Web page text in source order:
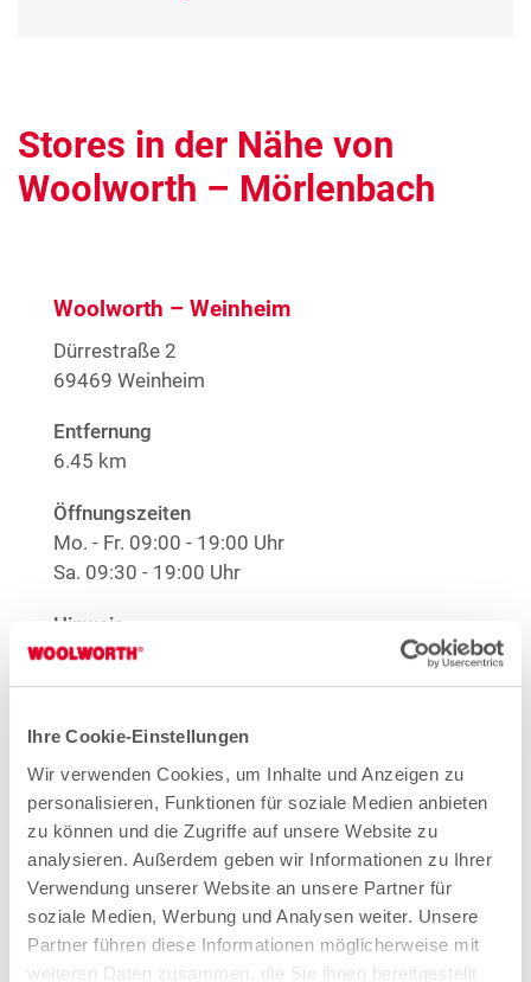
Ihre Cookie-Einstellungen
Wir verwenden Cookies, um Inhalte und Anzeigen zu
personalisieren, Funktionen für soziale Medien anbieten
zu können und die Zugriffe auf unsere Website zu
analysieren. Außerdem geben wir Informationen zu Ihrer
Verwendung unserer Website an unsere Partner für
soziale Medien, Werbung und Analysen weiter. Unsere
Partner führen diese Informationen möglicherweise mit
weiteren Daten zusammen, die Sie ihnen bereitgestellt
Stores in der Nähe von
Woolworth – Mörlenbach
Woolworth – Weinheim
Dürrestraße 2
69469 Weinheim
Entfernung
6.45 km
Öffnungszeiten
Mo. - Fr. 09:00 - 19:00 Uhr
Sa. 09:30 - 19:00 Uhr
Hinweis
Offene Stellen
1 Nur solange der Vorrat reicht.
Mehr Informationen
Woolworth – Viernheim
Rathausstraße 40